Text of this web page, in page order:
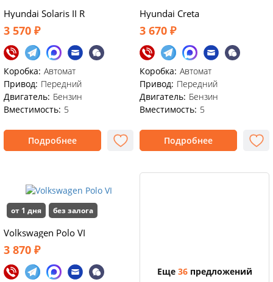
Hyundai Solaris II R
3 570 ₽
Коробка: Автомат
Привод: Передний
Двигатель: Бензин
Вместимость: 5
Подробнее
Hyundai Creta
3 670 ₽
Коробка: Автомат
Привод: Передний
Двигатель: Бензин
Вместимость: 5
Подробнее
от 1 дня без залога
Volkswagen Polo VI
3 870 ₽
Еще 36предложений